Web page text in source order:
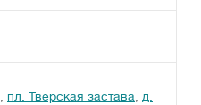
, пл. Тверская застава, д.